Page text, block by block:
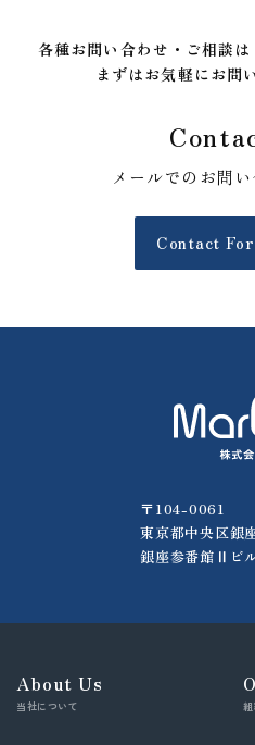
各種お問い合わせ・ご相談は
まずはお気軽にお問
メールでのお問
Contact
〒104-0061
東京都中央区銀
銀座参番館Ⅱビ
About Us
当社について